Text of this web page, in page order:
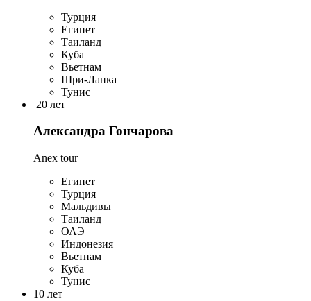
Турция
Египет
Таиланд
Куба
Вьетнам
Шри-Ланка
Тунис
20 лет
Александра Гончарова
Anex tour
Египет
Турция
Мальдивы
Таиланд
ОАЭ
Индонезия
Вьетнам
Куба
Тунис
10 лет